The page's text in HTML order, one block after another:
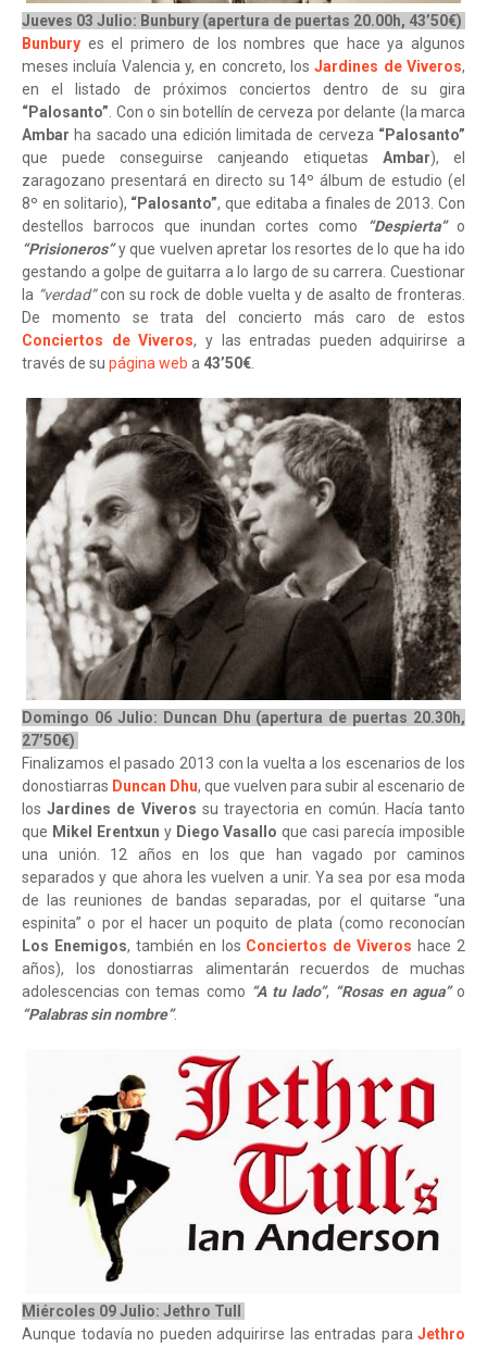
Jueves 03 Julio: Bunbury (apertura de puertas 20.00h, 43’50€)
Bunbury es el primero de los nombres que hace ya algunos
meses incluía Valencia y, en concreto, losJardines de Viveros,
en el listado de próximos conciertos dentro de su gira
“Palosanto”. Con o sin botellín de cerveza por delante (la marca
Ambar ha sacado una edición limitada de cerveza “Palosanto”
que puede conseguirse canjeando etiquetas Ambar), el
zaragozano presentará en directo su 14º álbum de estudio (el
8º en solitario), “Palosanto”, que editaba a finales de 2013. Con
destellos barrocos que inundan cortes como
“Despierta”o
“Prisioneros”y que vuelven apretar los resortes de lo que ha ido
gestando a golpe de guitarra a lo largo de su carrera. Cuestionar
la “verdad”con su rock de doble vuelta y de asalto de fronteras.
De momento se trata del concierto más caro de estos
Conciertos de Viveros, y las entradas pueden adquirirse a
través de su página web a 43’50€.
Domingo 06 Julio: Duncan Dhu (apertura de puertas 20.30h,
27’50€)
Finalizamos el pasado 2013 con la vuelta a los escenarios de los
donostiarras Duncan Dhu, que vuelven para subir al escenario de
losJardines de Viveros su trayectoria en común. Hacía tanto
que Mikel Erentxun y Diego Vasallo que casi parecía imposible
una unión. 12 años en los que han vagado por caminos
separados y que ahora les vuelven a unir. Ya sea por esa moda
de las reuniones de bandas separadas, por el quitarse “una
espinita” o por el hacer un poquito de plata (como reconocían
Los Enemigos, también en los Conciertos de Viveros hace 2
años), los donostiarras alimentarán recuerdos de muchas
adolescencias con temas como “A tu lado”, “Rosas en agua”o
“Palabras sin nombre”.
Miércoles 09 Julio: Jethro Tull
Aunque todavía no pueden adquirirse las entradas para Jethro